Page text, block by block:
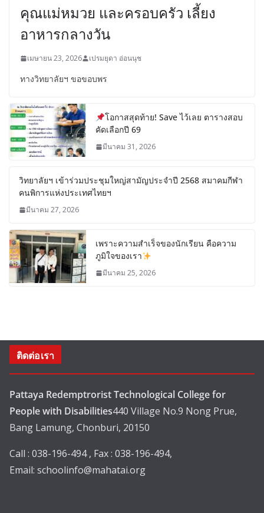
คุณแม่หมวย และครอบครัว เลี้ยง
อาหารกลางวัน
เมษายน 23, 2026 เปรมยุดา อ่อนนุช
ทางวิทยาลัยฯ ขอขอบพร
โอกาสสุดท้าย! Save ไว้เลย ตารางสอบ
คัดเลือกปี 69
มีนาคม 31, 2026
วิทยาลัยฯ เข้าร่วมประชุมใหญ่สามัญประจำปี 2568 สมาคมกีฬา
คนพิการแห่งประเทศไทยฯ
มีนาคม 27, 2026
เพราะความสำเร็จของนักเรียน คือความ
ภูมิใจของเรา
มีนาคม 25, 2026
ติดต่อเรา
Pattaya Redemptrorist Technological College for
People with Disabilities440 Village No.9 Nong Prue,
Bang Lamung, Chonburi, 20150
Call : 038-196-494 , Fax : 038-196-494,
Email: schoolinfo@mahatai.org